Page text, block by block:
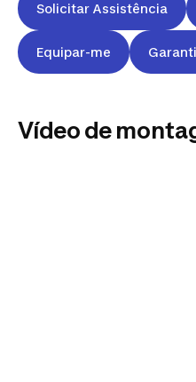
Solicitar Assistência
Equipar-me
Vídeo de